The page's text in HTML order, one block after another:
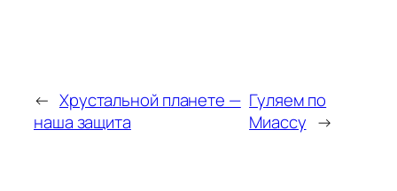
← Хрустальной планете —
наша защита
Гуляем по
Миассу →